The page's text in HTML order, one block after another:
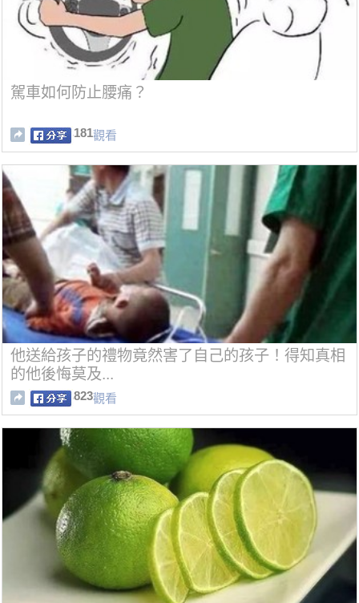
駕車如何防止腰痛？
181觀看
他送給孩子的禮物竟然害了自己的孩子！得知真相
的他後悔莫及...
823觀看